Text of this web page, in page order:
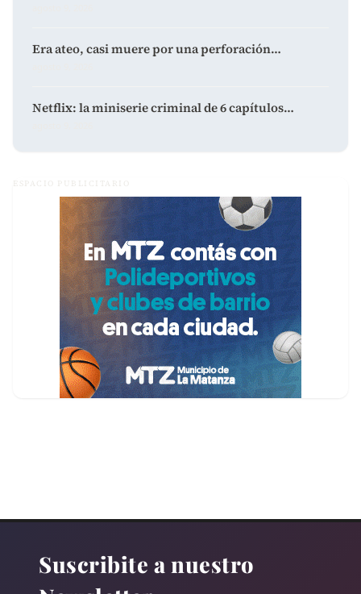
Era ateo, casi muere por una perforación…
Netflix: la miniserie criminal de 6 capítulos…
ESPACIO PUBLICITARIO
Suscribite a nuestro